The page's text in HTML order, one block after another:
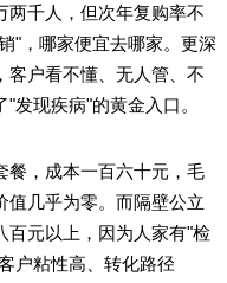
两千人，但次年复购率不
"，哪家便宜去哪家。更深
客户看不懂、无人管、不
发现疾病"的黄金入口。
，成本一百六十元，毛
值几乎为零。而隔壁公立
百元以上，因为人家有"检
户粘性高、转化路径